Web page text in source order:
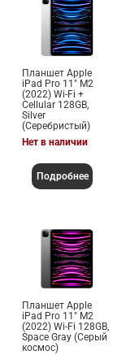
Планшет Apple
iPad Pro 11" M2
(2022) Wi-Fi +
Cellular 128GB,
Silver
(Серебристый)
Нет в наличии
Подробнее
Планшет Apple
iPad Pro 11" M2
(2022) Wi-Fi 128GB,
Space Gray (Серый
космос)